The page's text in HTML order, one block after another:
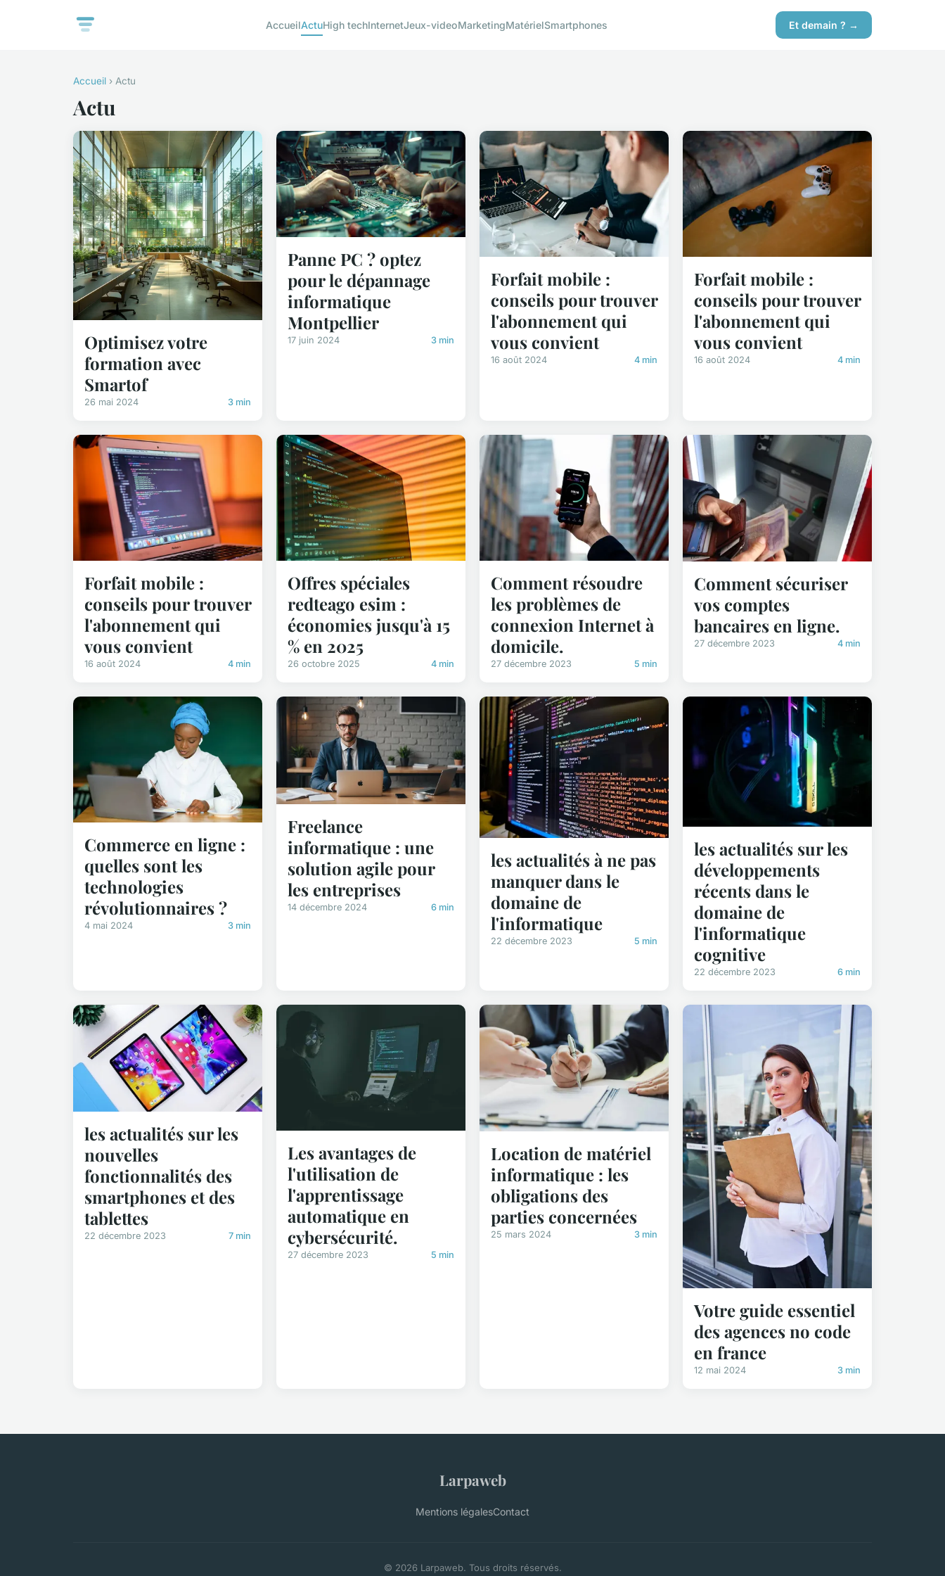
AccueilActuHigh techInternetJeux-videoMarketingMatérielSmartphones Et demain ? →
Accueil › Actu
Actu
Optimisez votre
formation avec
Smartof
26 mai 2024 3 min
Panne PC ? optez
pour le dépannage
informatique
Montpellier
17 juin 2024 3 min
Forfait mobile :
conseils pour trouver
l'abonnement qui
vous convient
16 août 2024 4 min
Forfait mobile :
conseils pour trouver
l'abonnement qui
vous convient
16 août 2024 4 min
Forfait mobile :
conseils pour trouver
l'abonnement qui
vous convient
16 août 2024 4 min
Offres spéciales
redteago esim :
économies jusqu'à 15
% en 2025
26 octobre 2025 4 min
Comment résoudre
les problèmes de
connexion Internet à
domicile.
27 décembre 2023 5 min
Comment sécuriser
vos comptes
bancaires en ligne.
27 décembre 2023 4 min
Commerce en ligne :
quelles sont les
technologies
révolutionnaires ?
4 mai 2024 3 min
Freelance
informatique : une
solution agile pour
les entreprises
14 décembre 2024 6 min
les actualités à ne pas
manquer dans le
domaine de
l'informatique
22 décembre 2023 5 min
les actualités sur les
développements
récents dans le
domaine de
l'informatique
cognitive
22 décembre 2023 6 min
les actualités sur les
nouvelles
fonctionnalités des
smartphones et des
tablettes
22 décembre 2023 7 min
Les avantages de
l'utilisation de
l'apprentissage
automatique en
cybersécurité.
27 décembre 2023 5 min
Location de matériel
informatique : les
obligations des
parties concernées
25 mars 2024 3 min
Votre guide essentiel
des agences no code
en france
12 mai 2024 3 min
Larpaweb
Mentions légalesContact
© 2026 Larpaweb. Tous droits réservés.